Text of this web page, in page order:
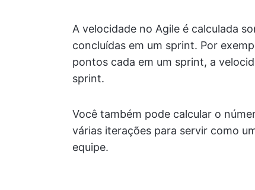
A velocidade no Agile é calculada
concluídas em um sprint. Por
pontos cada em um sprint, a
sprint.
Você também pode calcular o
várias iterações para servir como
equipe.